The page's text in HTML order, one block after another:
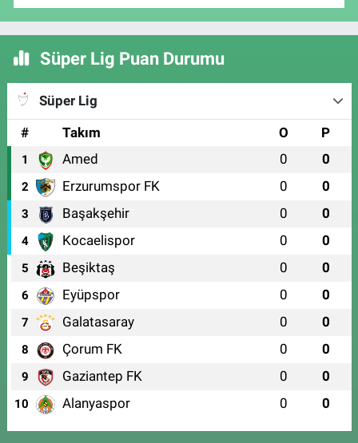
Süper Lig Puan Durumu
Süper Lig
#
Takım O P
1 Amed 0 0
2 Erzurumspor FK 0 0
3 Başakşehir 0 0
4 Kocaelispor 0 0
5 Beşiktaş 0 0
6 Eyüpspor 0 0
7 Galatasaray 0 0
8 Çorum FK 0 0
9 Gaziantep FK 0 0
10 Alanyaspor 0 0